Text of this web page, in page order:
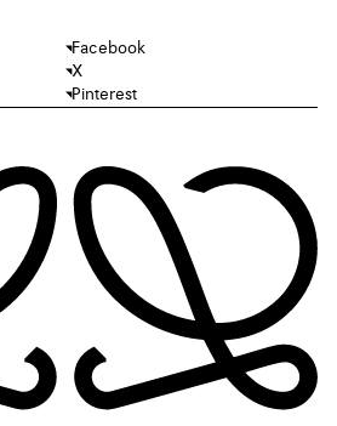
Facebook
X
Pinterest